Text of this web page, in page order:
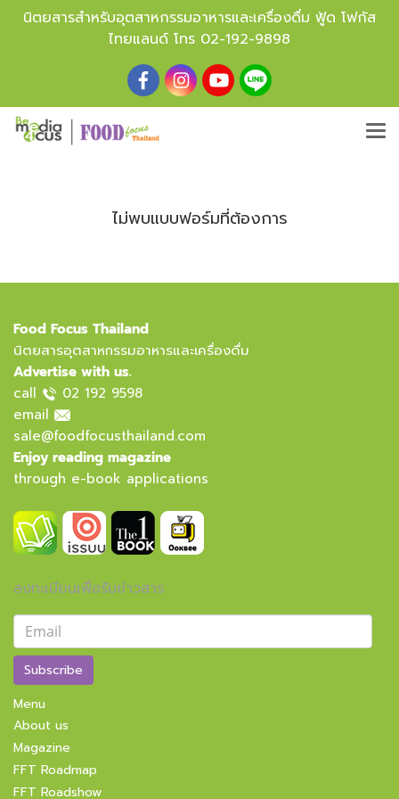
นิตยสารสำหรับอุตสาหกรรมอาหารและเครื่องดื่ม ฟู้ด โฟกัส
ไทยแลนด์ โทร 02-192-9898
ไม่พบแบบฟอร์มที่ต้องการ
Food Focus Thailand
นิตยสารอุตสาหกรรมอาหารและเครื่องดื่ม
Advertise with us.
call
02 192 9598
email
sale@foodfocusthailand.com
Enjoy reading magazine
through e-book applications
ลงทะเบียนเพื่อรับข่าวสาร
Subscribe
Menu
About us
Magazine
FFT Roadmap
FFT Roadshow